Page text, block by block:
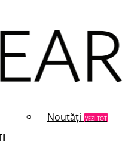
Categorii
Branduri
Noutăți VEZI TOT